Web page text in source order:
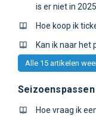
is er niet in
Hoe koop ik
Kan ik naar het
Alle 15 artikelen
Seizoenspassen
Hoe vraag ik